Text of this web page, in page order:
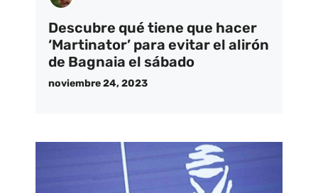
Descubre qué tiene que hacer
‘Martinator’ para evitar el alirón
de Bagnaia el sábado
noviembre 24, 2023